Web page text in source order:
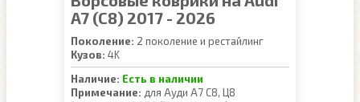
A7 (C8) 2017 - 2026
Поколение: 2 поколение и рестайлинг
Кузов: 4K
Наличие: Есть в наличии
Примечание: для Ауди А7 С8, Ц8